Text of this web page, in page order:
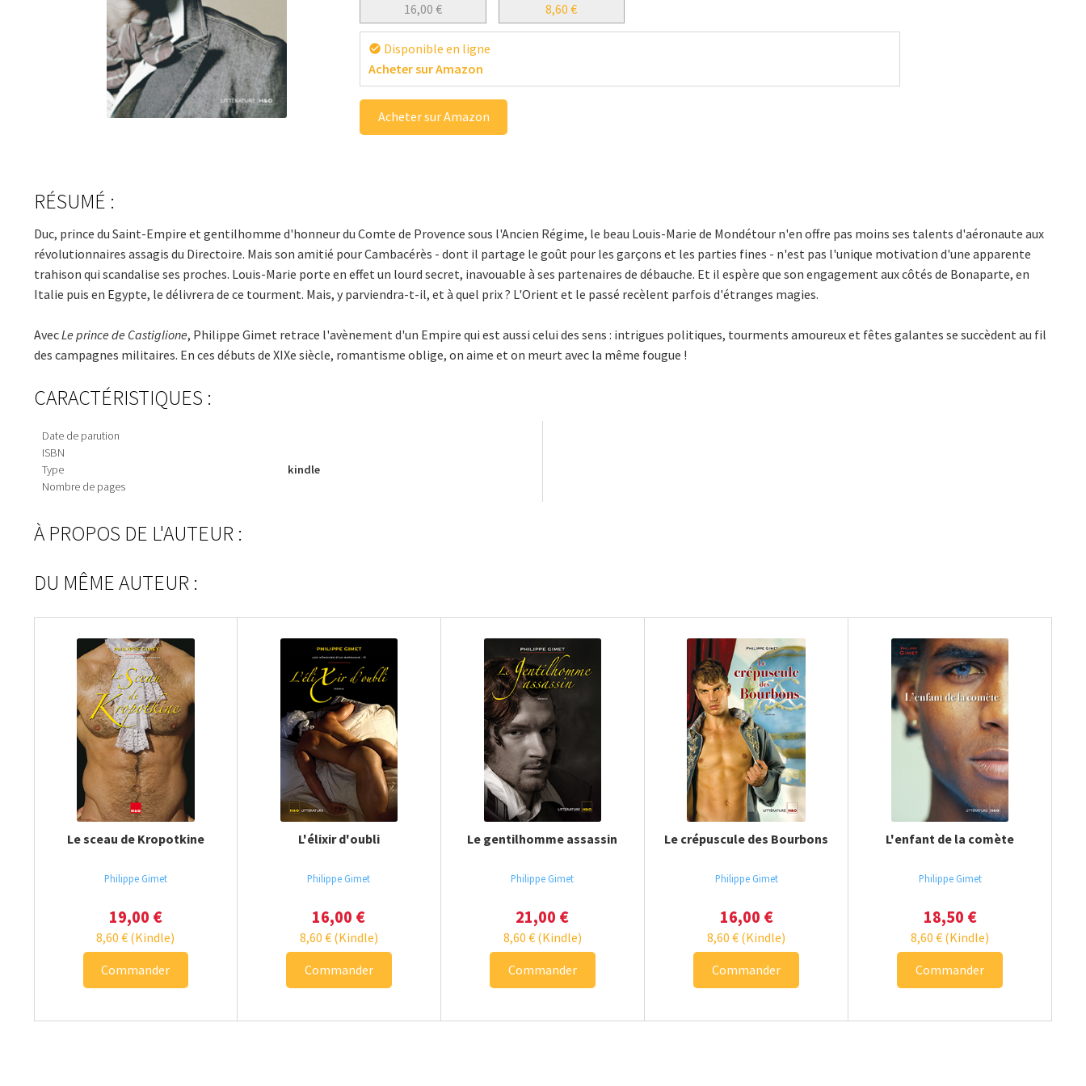
16,00 €
8,60€
check_circle Disponible en ligne
Acheter sur Amazon
Acheter sur Amazon
RÉSUMÉ :
Duc, prince du Saint-Empire et gentilhomme d'honneur du Comte de Provence sous l'Ancien Régime, le beau Louis-Marie de Mondétour n'en offre pas moins ses talents d'aéronaute aux
révolutionnaires assagis du Directoire. Mais son amitié pour Cambacérès - dont il partage le goût pour les garçons et les parties fines - n'est pas l'unique motivation d'une apparente
trahison qui scandalise ses proches. Louis-Marie porte en effet un lourd secret, inavouable à ses partenaires de débauche. Et il espère que son engagement aux côtés de Bonaparte, en
Italie puis en Egypte, le délivrera de ce tourment. Mais, y parviendra-t-il, et à quel prix ? L'Orient et le passé recèlent parfois d'étranges magies.
AvecLe prince de Castiglione, Philippe Gimet retrace l'avènement d'un Empire qui est aussi celui des sens : intrigues politiques, tourments amoureux et fêtes galantes se succèdent au fil
des campagnes militaires. En ces débuts de XIXe siècle, romantisme oblige, on aime et on meurt avec la même fougue !
CARACTÉRISTIQUES :
Date de parution
ISBN
Type
Nombre de pages
kindle
À PROPOS DE L'AUTEUR :
DU MÊME AUTEUR :
Le sceau de Kropotkine
Philippe Gimet
19,00 €
8,60€ (Kindle)
Commander
L'élixir d'oubli
Philippe Gimet
16,00 €
8,60 €(Kindle)
Commander
Le gentilhomme assassin
Philippe Gimet
21,00 €
8,60 €(Kindle)
Commander
Le crépuscule des Bourbons
Philippe Gimet
16,00 €
8,60€ (Kindle)
Commander
L'enfant de la comète
Philippe Gimet
18,50 €
8,60€ (Kindle)
Commander